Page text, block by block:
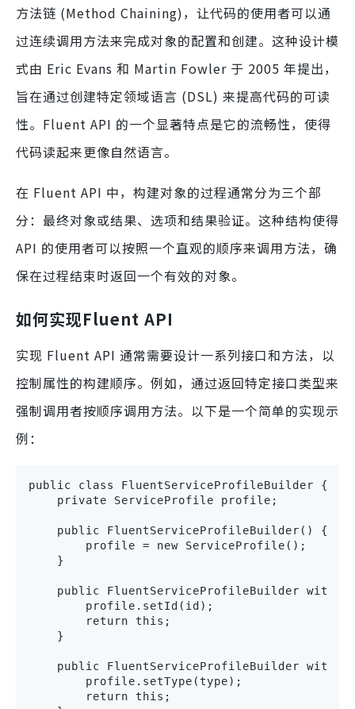
方法链 (Method Chaining)，让代码的使用者可以通
过连续调用方法来完成对象的配置和创建。这种设计模
式由 Eric Evans 和 Martin Fowler 于 2005 年提出，
旨在通过创建特定领域语言 (DSL) 来提高代码的可读
性。Fluent API 的一个显著特点是它的流畅性，使得
代码读起来更像自然语言。
在 Fluent API 中，构建对象的过程通常分为三个部
分：最终对象或结果、选项和结果验证。这种结构使得
API 的使用者可以按照一个直观的顺序来调用方法，确
保在过程结束时返回一个有效的对象。
如何实现Fluent API
实现 Fluent API 通常需要设计一系列接口和方法，以
控制属性的构建顺序。例如，通过返回特定接口类型来
强制调用者按顺序调用方法。以下是一个简单的实现示
例：
public class FluentServiceProfileBuilder {
    private ServiceProfile profile;
    public FluentServiceProfileBuilder() {
        profile = new ServiceProfile();
    }
public FluentServiceProfileBuilder
        profile.setId(id);
        return this;
    }
public FluentServiceProfileBuilder
        profile.setType(type);
        return this;